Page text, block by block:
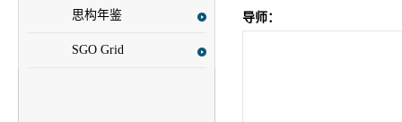
思构年鉴
SGO Grid
导师：